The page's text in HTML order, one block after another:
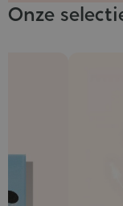
Onze